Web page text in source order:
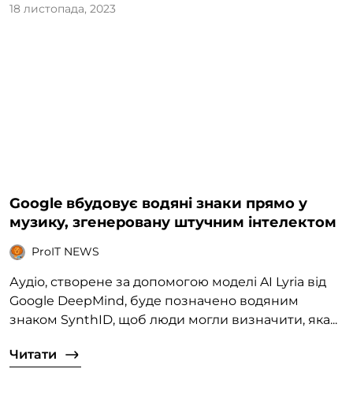
18 листопада, 2023
Google вбудовує водяні знаки прямо у
музику, згенеровану штучним інтелектом
ProIT NEWS
Аудіо, створене за допомогою моделі AI Lyria від
Google DeepMind, буде позначено водяним
знаком SynthID, щоб люди могли визначити, яка...
Читати